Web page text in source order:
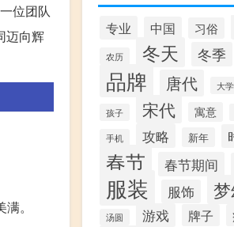
位团队
迈向辉
。
专业 中国 习俗
农历 冬天 冬季
品牌 唐代 大学
孩子 宋代 寓意
手机 攻略 新年
春节 春节期间
服装 服饰
汤圆 游戏 牌子